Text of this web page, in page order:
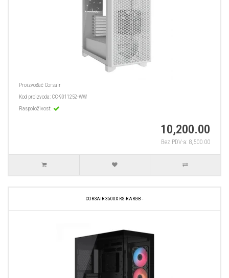
Proizvođač Corsair
Kod proizvoda: CC-9011252-WW
Raspoloživost:
10,200.00
Bez PDV-a: 8,500.00
CORSAIR 3500X RS-R ARGB -